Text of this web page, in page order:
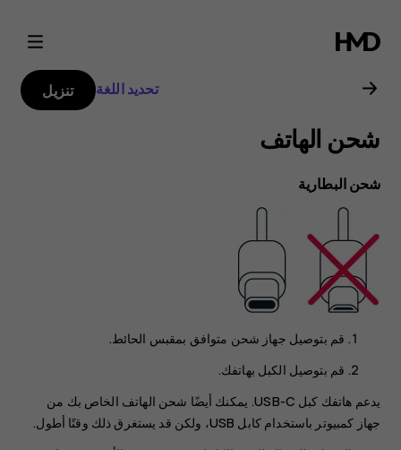
دليل
مستخدم
هاتف
Nokia
8.1
تحديد اللغة تنزيل
شحن الهاتف
شحن البطارية
قم بتوصيل جهاز شحن متوافق بمقبس الحائط.
قم بتوصيل الكبل بهاتفك.
يدعم هاتفك كبل USB-C. يمكنك أيضًا شحن الهاتف الخاص بك من
جهاز كمبيوتر باستخدام كابل ‪USB‬، ولكن قد يستغرق ذلك وقتًا أطول.